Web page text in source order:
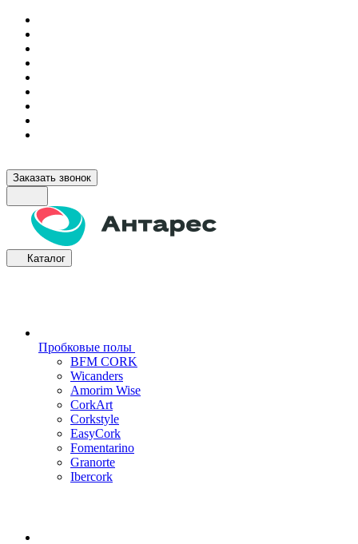
Заказать звонок
Каталог
Пробковые полы
BFM CORK
Wicanders
Amorim Wise
CorkArt
Corkstyle
EasyCork
Fomentarino
Granorte
Ibercork